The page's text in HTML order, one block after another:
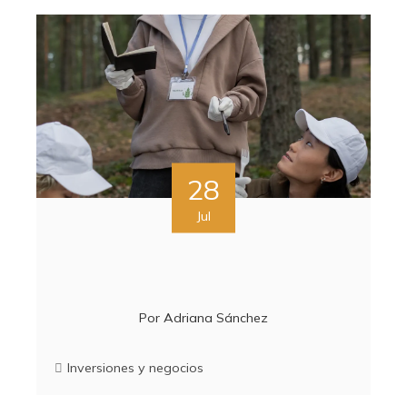
28
Jul
Por Adriana Sánchez
Inversiones y negocios